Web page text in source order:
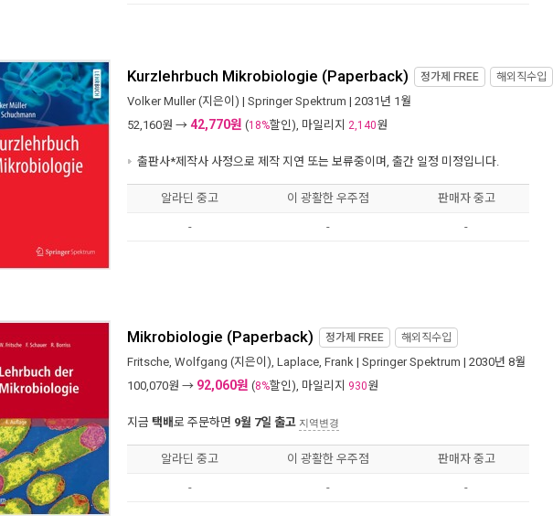
Kurzlehrbuch Mikrobiologie (Paperback) 정가제 FREE 해외직수입
Volker Muller(지은이) | Springer Spektrum | 2031년 1월
52,160원 → 42,770원 (18%할인), 마일리지 2,140원
출판사*제작사 사정으로 제작 지연 또는 보류중이며, 출간 일정 미정입니다.
알라딘 중고 이 광활한 우주점 판매자 중고
- - -
Mikrobiologie (Paperback) 정가제 FREE 해외직수입
Fritsche, Wolfgang (지은이), Laplace, Frank | Springer Spektrum | 2030년 8월
100,070원 → 92,060원 (8%할인), 마일리지 930원
지금 택배로 주문하면 9월 7일 출고 지역변경
알라딘 중고 이 광활한 우주점 판매자 중고
- - -